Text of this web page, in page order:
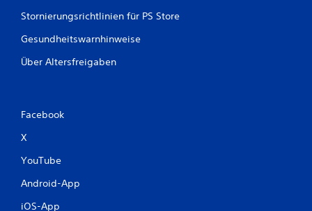
Stornierungsrichtlinien für PS Store
Gesundheitswarnhinweise
Über Altersfreigaben
Facebook
X
YouTube
Android-App
iOS-App